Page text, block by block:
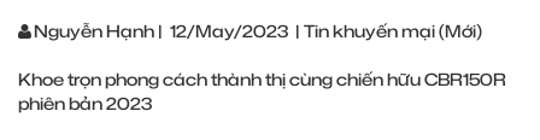
Nguyễn Hạnh | 12/May/2023 | Tin khuyến mại (Mới)
Khoe trọn phong cách thành thị cùng chiến hữu CBR150R
phiên bản 2023